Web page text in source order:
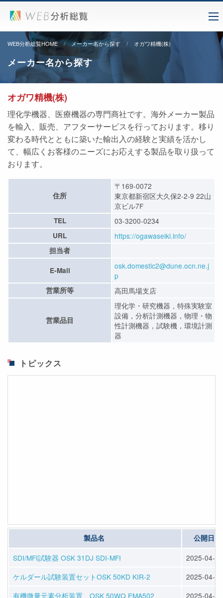
WEB分析総覧HOME メーカー名から探す オガワ精機(株)
メーカー名から探す
オガワ精機(株)
理化学機器、医療機器の専門商社です。海外メーカー製品
を輸入、販売、アフターサービスを行っております。移り
変わる時代とともに築いた輸出入の経験と実績を活かし
て、幅広くお客様のニーズにお応えする製品を取り扱って
おります。
住所
〒169-0072
東京都新宿区大久保2-2-9 22山
京ビル7F
TEL 03-3200-0234
URL https://ogawaseiki.info/
担当者
E-Mail
osk.domestic2@dune.ocn.ne.j
p
営業所等 高田馬場支店
営業品目
理化学・研究機器，特殊実験室
設備，分析計測機器，物理・物
性計測機器，試験機，環境計測
器
トピックス
製品名 公開日
SDI/MFI試験器 OSK 31DJ SDI-MFI
2025-04-11
ケルダール試験装置セットOSK 50KD KIR-2
2025-04-11
有機微量元素分析装置 OSK 50WQ EMA502
2025-04-11